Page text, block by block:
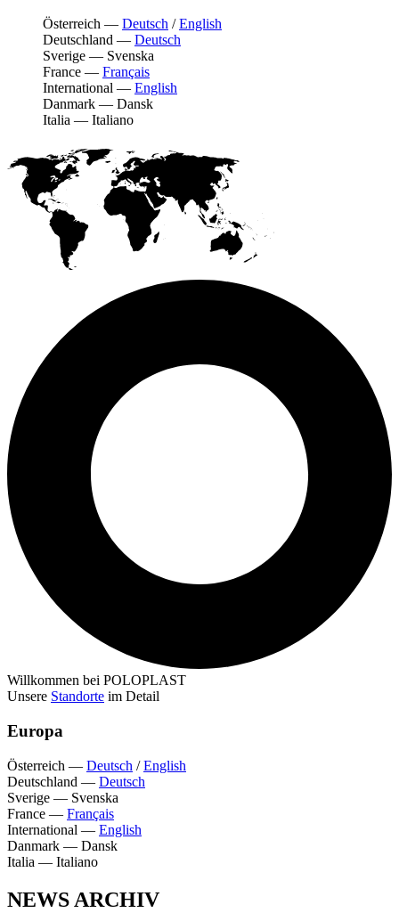
Österreich — Deutsch /English
Deutschland — Deutsch
Sverige — Svenska
France — Français
International — English
Danmark — Dansk
Italia — Italiano
Willkommen bei POLOPLAST
Unsere Standorte im Detail
Europa
Österreich — Deutsch /English
Deutschland — Deutsch
Sverige — Svenska
France — Français
International — English
Danmark — Dansk
Italia — Italiano
NEWS ARCHIV